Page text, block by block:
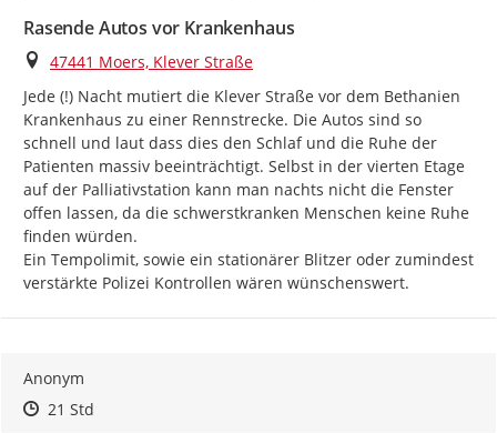
Rasende Autos vor Krankenhaus
Ort
47441 Moers, Klever Straße
Jede (!) Nacht mutiert die Klever Straße vor dem Bethanien
Krankenhaus zu einer Rennstrecke. Die Autos sind so
schnell und laut dass dies den Schlaf und die Ruhe der
Patienten massiv beeinträchtigt. Selbst in der vierten Etage
auf der Palliativstation kann man nachts nicht die Fenster
offen lassen, da die schwerstkranken Menschen keine Ruhe
finden würden.
Ein Tempolimit, sowie ein stationärer Blitzer oder zumindest
verstärkte Polizei Kontrollen wären wünschenswert.
Anonym
Zeitpunkt des Erstellens
Zeitpunkt des Erstellens
21 StdZur Äußerung